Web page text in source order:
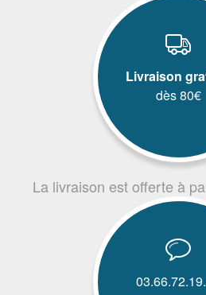
Livraison
dès 80€
La livraison est offerte à